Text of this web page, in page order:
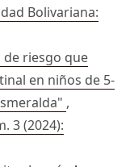
Bolivariana:
de riesgo que
en niños de 5-
,
3 (2024):